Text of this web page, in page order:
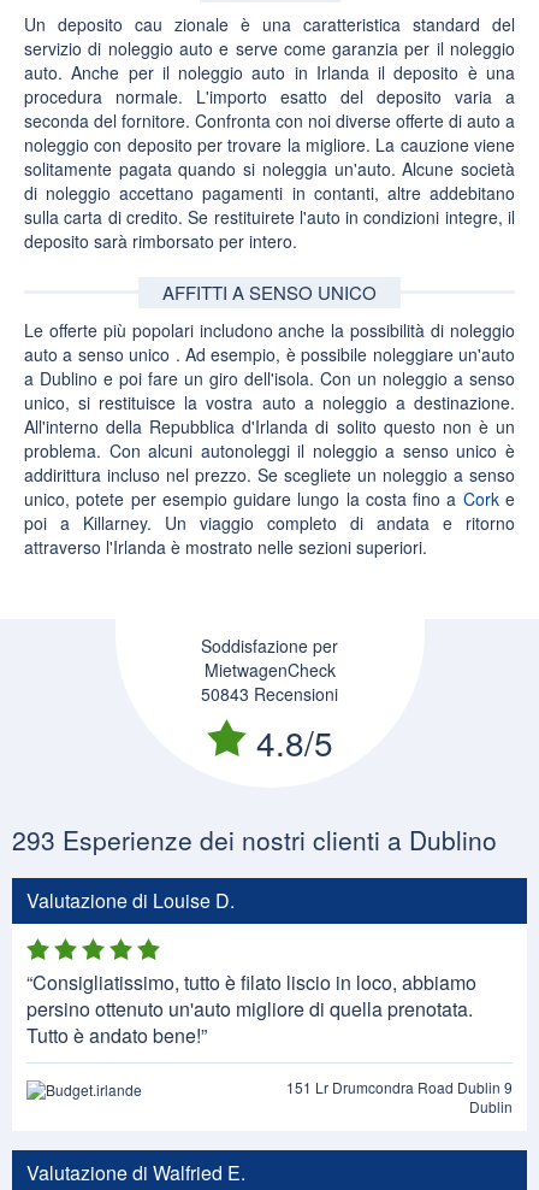
Un deposito cau zionale è una caratteristica standard del
servizio di noleggio auto e serve come garanzia per il noleggio
auto. Anche per il noleggio auto in Irlanda il deposito è una
procedura normale. L'importo esatto del deposito varia a
seconda del fornitore. Confronta con noi diverse offerte di auto a
noleggio con deposito per trovare la migliore. La cauzione viene
solitamente pagata quando si noleggia un'auto. Alcune società
di noleggio accettano pagamenti in contanti, altre addebitano
sulla carta di credito. Se restituirete l'auto in condizioni integre, il
deposito sarà rimborsato per intero.
AFFITTI A SENSO UNICO
Le offerte più popolari includono anche la possibilità di noleggio
auto a senso unico . Ad esempio, è possibile noleggiare un'auto
a Dublino e poi fare un giro dell'isola. Con un noleggio a senso
unico, si restituisce la vostra auto a noleggio a destinazione.
All'interno della Repubblica d'Irlanda di solito questo non è un
problema. Con alcuni autonoleggi il noleggio a senso unico è
addirittura incluso nel prezzo. Se scegliete un noleggio a senso
unico, potete per esempio guidare lungo la costa fino a Corke
poi a Killarney. Un viaggio completo di andata e ritorno
attraverso l'Irlanda è mostrato nelle sezioni superiori.
Soddisfazione per
MietwagenCheck
50843 Recensioni
4.8/5
293 Esperienze dei nostri clienti a Dublino
Valutazione di Louise D.
“Consigliatissimo, tutto è filato liscio in loco, abbiamo
persino ottenuto un'auto migliore di quella prenotata.
Tutto è andato bene!”
151 Lr Drumcondra Road Dublin 9
Dublin
Valutazione di Walfried E.